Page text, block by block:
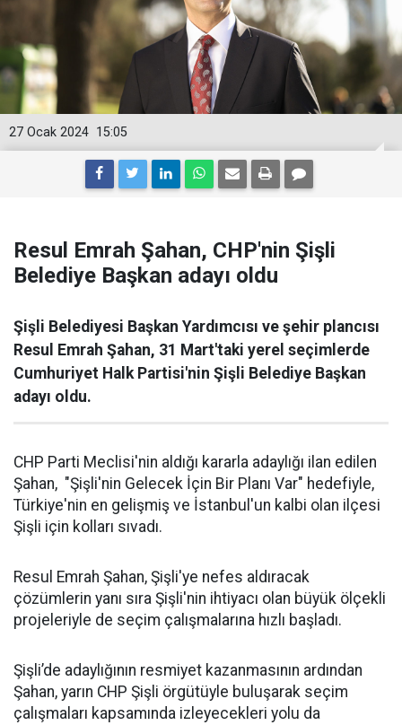
15:05
27 Ocak 2024
Resul Emrah Şahan, CHP'nin Şişli
Belediye Başkan adayı oldu
Şişli Belediyesi Başkan Yardımcısı ve şehir plancısı
Resul Emrah Şahan, 31 Mart'taki yerel seçimlerde
Cumhuriyet Halk Partisi'nin Şişli Belediye Başkan
adayı oldu.
CHP Parti Meclisi'nin aldığı kararla adaylığı ilan edilen
Şahan, "Şişli'nin Gelecek İçin Bir Planı Var" hedefiyle,
Türkiye'nin en gelişmiş ve İstanbul'un kalbi olan ilçesi
Şişli için kolları sıvadı.
Resul Emrah Şahan, Şişli'ye nefes aldıracak
çözümlerin yanı sıra Şişli'nin ihtiyacı olan büyük ölçekli
projeleriyle de seçim çalışmalarına hızlı başladı.
Şişli’de adaylığının resmiyet kazanmasının ardından
Şahan, yarın CHP Şişli örgütüyle buluşarak seçim
çalışmaları kapsamında izleyecekleri yolu da